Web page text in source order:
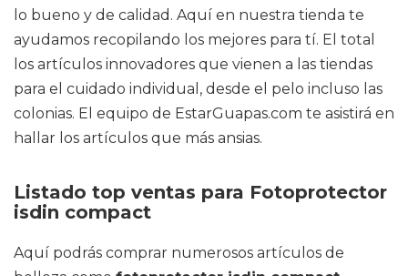
lo bueno y de calidad. Aquí en nuestra tienda te
ayudamos recopilando los mejores para tí. El total
los artículos innovadores que vienen a las tiendas
para el cuidado individual, desde el pelo incluso las
colonias. El equipo de EstarGuapas.com te asistirá en
hallar los artículos que más ansias.
Listado top ventas para Fotoprotector
isdin compact
Aquí podrás comprar numerosos artículos de